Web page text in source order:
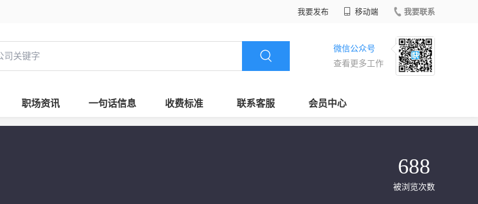
我要发布 移动端 我要联系
微信公众号
查看更多工作
职场资讯 一句话信息 收费标准 联系客服 会员中心
688
被浏览次数